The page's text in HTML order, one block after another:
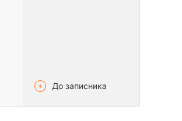
До записника